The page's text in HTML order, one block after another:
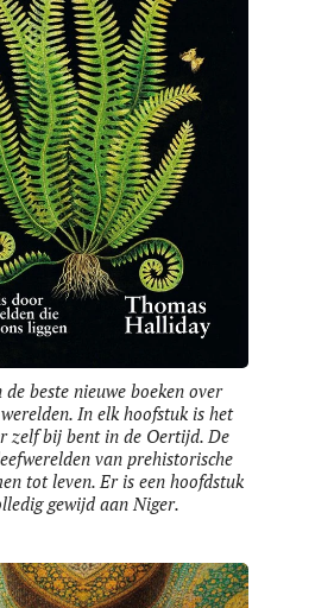
de beste nieuwe boeken over
In elk hoofstuk is het
zelf bij bent in de Oertijd. De
van prehistorische
tot leven. Er is een hoofdstuk
gewijd aan Niger.